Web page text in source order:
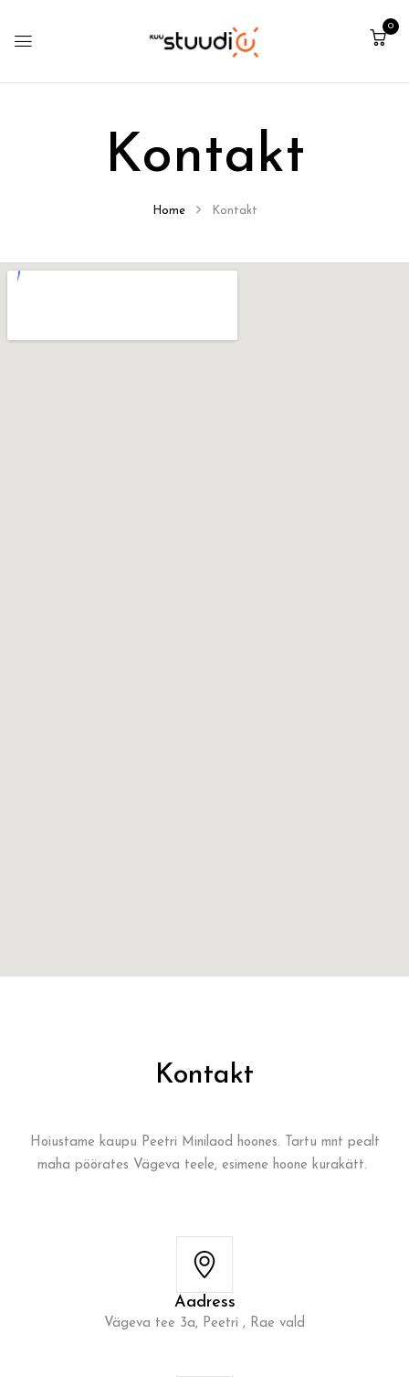
0
Kontakt
Home Kontakt
Kontakt
Hoiustame kaupu Peetri Minilaod hoones. Tartu mnt pealt
maha pöörates Vägeva teele, esimene hoone kurakätt.
Aadress
Vägeva tee 3a, Peetri , Rae vald